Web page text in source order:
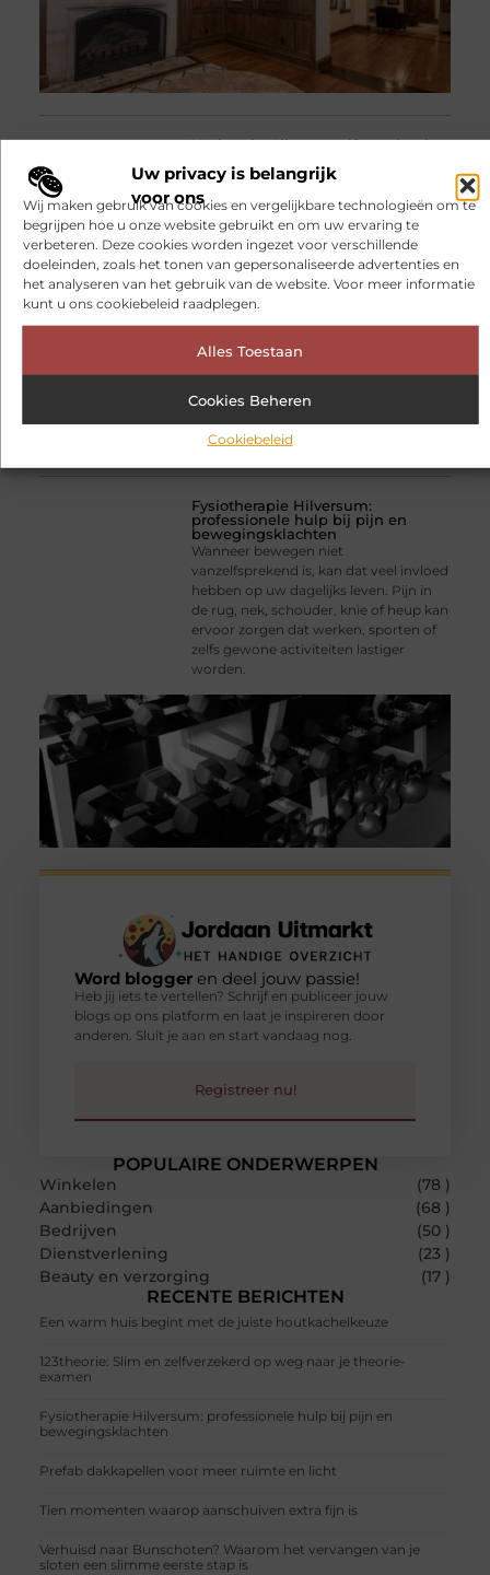
Uw privacy is belangrijk
voor ons
Wij maken gebruik van cookies en vergelijkbare technologieën om te
begrijpen hoe u onze website gebruikt en om uw ervaring te
verbeteren. Deze cookies worden ingezet voor verschillende
doeleinden, zoals het tonen van gepersonaliseerde advertenties en
het analyseren van het gebruik van de website. Voor meer informatie
kunt u ons cookiebeleid raadplegen.
Alles Toestaan
Cookies Beheren
Cookiebeleid
123theorie: Slim en zelfverzekerd
Bijna 18? Dan komt het moment
steeds dichterbij waarop je je rijbewijs
wilt halen. Voordat je achter het stuur
of op de motor mag stappen, moet je
eerst slagen voor het theorie-examen.
Veel jongeren zoeken
Fysiotherapie Hilversum:
professionele hulp bij pijn en
bewegingsklachten
Wanneer bewegen niet
vanzelfsprekend is, kan dat veel invloed
hebben op uw dagelijks leven. Pijn in
de rug, nek, schouder, knie of heup kan
ervoor zorgen dat werken, sporten of
zelfs gewone activiteiten lastiger
worden.
POPULAIRE ONDERWERPEN
Winkelen
(78 )
Aanbiedingen
(68 )
Bedrijven
(50 )
Dienstverlening
(23 )
Beauty en verzorging
(17 )
RECENTE BERICHTEN
Een warm huis begint met de juiste houtkachelkeuze
123theorie: Slim en zelfverzekerd op weg naar je theorie-
examen
Fysiotherapie Hilversum: professionele hulp bij pijn en
bewegingsklachten
Prefab dakkapellen voor meer ruimte en licht
Tien momenten waarop aanschuiven extra fijn is
Verhuisd naar Bunschoten? Waarom het vervangen van je
sloten een slimme eerste stap is
Word bloggeren deel jouw passie!
Heb jij iets te vertellen? Schrijf en publiceer jouw
blogs op ons platform en laat je inspireren door
anderen. Sluit je aan en start vandaag nog.
Registreer nu!